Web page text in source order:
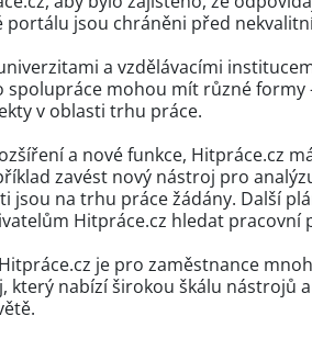
portálu jsou chráněni před
a vzdělávacími
spolupráce mohou mít různé
v oblasti trhu práce.
a nové funkce, Hitpráce.cz
zavést nový nástroj pro
jsou na trhu práce žádány. Další
Hitpráce.cz hledat pracovní
je pro zaměstnance
který nabízí širokou škálu nástrojů